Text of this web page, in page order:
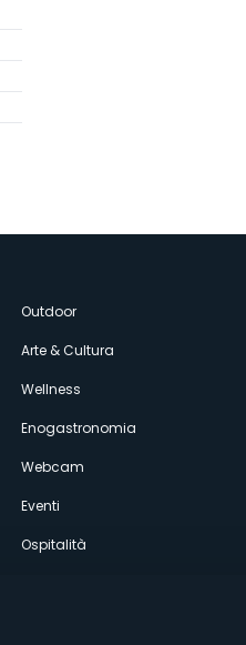
Outdoor
Arte & Cultura
Wellness
Enogastronomia
Webcam
Eventi
Ospitalità